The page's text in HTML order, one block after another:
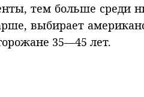
тем больше среди
выбирает
35—45 лет.